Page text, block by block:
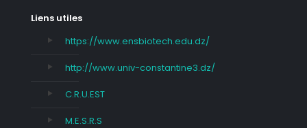
Liens utiles
https://www.ensbiotech.edu.dz/
http://www.univ-constantine3.dz/
C.R.U.EST
M.E.S.R.S